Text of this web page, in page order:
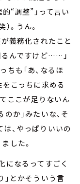
“調整”」って言い
。うん。
義務化されたこと
るんですけど……」
ちも「あ、なるほ
をこっちに求める
てここが足りないん
か」みたいな、そ
、やっぱりいいの
した。
になるってすごく
」とかそういう言